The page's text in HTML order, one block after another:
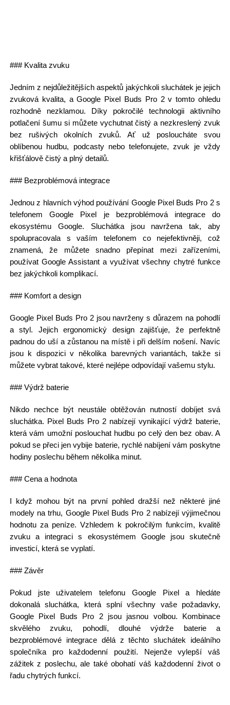
### Kvalita zvuku
Jedním z nejdůležitějších aspektů jakýchkoli sluchátek je jejich
zvuková kvalita, a Google Pixel Buds Pro 2 v tomto ohledu
rozhodně nezklamou. Díky pokročilé technologii aktivního
potlačení šumu si můžete vychutnat čistý a nezkreslený zvuk
bez rušivých okolních zvuků. Ať už posloucháte svou
oblíbenou hudbu, podcasty nebo telefonujete, zvuk je vždy
křišťálově čistý a plný detailů.
### Bezproblémová integrace
Jednou z hlavních výhod používání Google Pixel Buds Pro 2 s
telefonem Google Pixel je bezproblémová integrace do
ekosystému Google. Sluchátka jsou navržena tak, aby
spolupracovala s vaším telefonem co nejefektivněji, což
znamená, že můžete snadno přepínat mezi zařízeními,
používat Google Assistant a využívat všechny chytré funkce
bez jakýchkoli komplikací.
### Komfort a design
Google Pixel Buds Pro 2 jsou navrženy s důrazem na pohodlí
a styl. Jejich ergonomický design zajišťuje, že perfektně
padnou do uší a zůstanou na místě i při delším nošení. Navíc
jsou k dispozici v několika barevných variantách, takže si
můžete vybrat takové, které nejlépe odpovídají vašemu stylu.
### Výdrž baterie
Nikdo nechce být neustále obtěžován nutností dobíjet svá
sluchátka. Pixel Buds Pro 2 nabízejí vynikající výdrž baterie,
která vám umožní poslouchat hudbu po celý den bez obav. A
pokud se přeci jen vybije baterie, rychlé nabíjení vám poskytne
hodiny poslechu během několika minut.
### Cena a hodnota
I když mohou být na první pohled dražší než některé jiné
modely na trhu, Google Pixel Buds Pro 2 nabízejí výjimečnou
hodnotu za peníze. Vzhledem k pokročilým funkcím, kvalitě
zvuku a integraci s ekosystémem Google jsou skutečně
investicí, která se vyplatí.
### Závěr
Pokud jste uživatelem telefonu Google Pixel a hledáte
dokonalá sluchátka, která splní všechny vaše požadavky,
Google Pixel Buds Pro 2 jsou jasnou volbou. Kombinace
skvělého zvuku, pohodlí, dlouhé výdrže baterie a
bezproblémové integrace dělá z těchto sluchátek ideálního
společníka pro každodenní použití. Nejenže vylepší váš
zážitek z poslechu, ale také obohatí váš každodenní život o
řadu chytrých funkcí.